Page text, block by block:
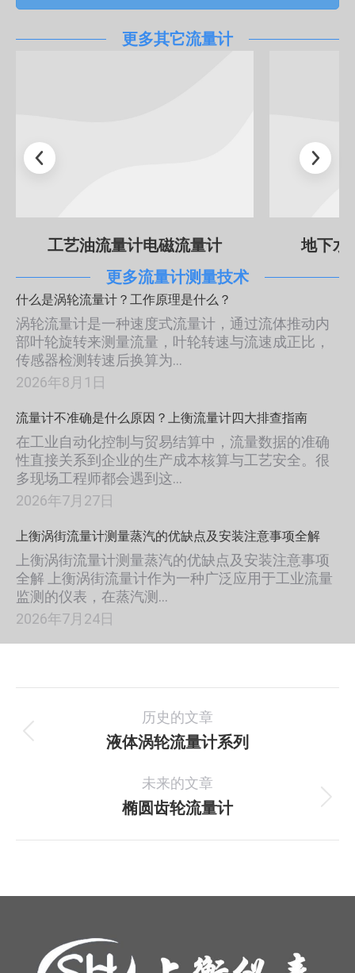
更多其它流量计
地下水流量计电磁流量计
更多流量计测量技术
什么是涡轮流量计？工作原理是什么？
涡轮流量计是一种速度式流量计，通过流体推动内
部叶轮旋转来测量流量，叶轮转速与流速成正比，
传感器检测转速后换算为…
2026年8月1日
流量计不准确是什么原因？上衡流量计四大排查指南
在工业自动化控制与贸易结算中，流量数据的准确
性直接关系到企业的生产成本核算与工艺安全。很
多现场工程师都会遇到这…
2026年7月27日
上衡涡街流量计测量蒸汽的优缺点及安装注意事项全解
上衡涡街流量计测量蒸汽的优缺点及安装注意事项
全解 上衡涡街流量计作为一种广泛应用于工业流量
监测的仪表，在蒸汽测…
2026年7月24日
目
历史的文章
上
个
项
液体涡轮流量计系列
未来的文章
下
椭圆齿轮流量计